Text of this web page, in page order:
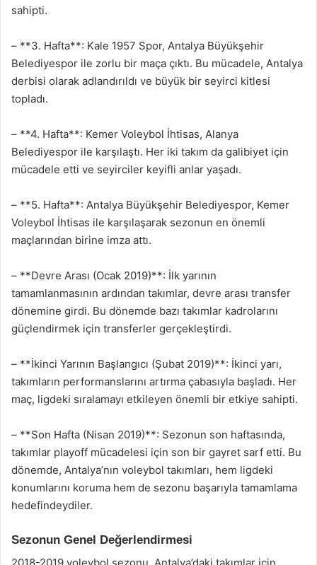
sahipti.
– **3. Hafta**: Kale 1957 Spor, Antalya Büyükşehir
Belediyespor ile zorlu bir maça çıktı. Bu mücadele, Antalya
derbisi olarak adlandırıldı ve büyük bir seyirci kitlesi
topladı.
– **4. Hafta**: Kemer Voleybol İhtisas, Alanya
Belediyespor ile karşılaştı. Her iki takım da galibiyet için
mücadele etti ve seyirciler keyifli anlar yaşadı.
– **5. Hafta**: Antalya Büyükşehir Belediyespor, Kemer
Voleybol İhtisas ile karşılaşarak sezonun en önemli
maçlarından birine imza attı.
– **Devre Arası (Ocak 2019)**: İlk yarının
tamamlanmasının ardından takımlar, devre arası transfer
dönemine girdi. Bu dönemde bazı takımlar kadrolarını
güçlendirmek için transferler gerçekleştirdi.
– **İkinci Yarının Başlangıcı (Şubat 2019)**: İkinci yarı,
takımların performanslarını artırma çabasıyla başladı. Her
maç, ligdeki sıralamayı etkileyen önemli bir etkiye sahipti.
– **Son Hafta (Nisan 2019)**: Sezonun son haftasında,
takımlar playoff mücadelesi için son bir gayret sarf etti. Bu
dönemde, Antalya’nın voleybol takımları, hem ligdeki
konumlarını koruma hem de sezonu başarıyla tamamlama
hedefindeydiler.
Sezonun Genel Değerlendirmesi